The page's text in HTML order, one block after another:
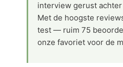
interview gerust
Met de hoogste
test — ruim 75
onze favoriet voor de